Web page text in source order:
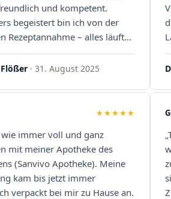
und kompetent.
begeistert bin ich von der
Rezeptannahme – alles läuft
und reibungslos. Auch die
sind extrem zügig, was mir
Qualität, Service und
an erster Stelle
ich bin rundum begeistert!"
· 31. August 2025
★★★★★
wie immer voll und ganz
mit meiner Apotheke des
(Sanvivo Apotheke). Meine
kam bis jetzt immer
verpackt bei mir zu Hause an.